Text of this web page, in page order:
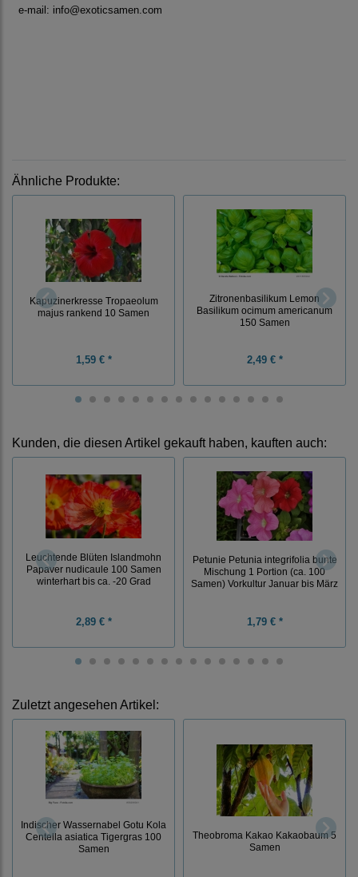
e-mail: info@exoticsamen.com
Ähnliche Produkte:
Kapuzinerkresse Tropaeolum
majus rankend 10 Samen
1,59 € *
Zitronenbasilikum Lemon
Basilikum ocimum americanum
150 Samen
2,49 € *
Kunden, die diesen Artikel gekauft haben, kauften auch:
Leuchtende Blüten Islandmohn
Papaver nudicaule 100 Samen
winterhart bis ca. -20 Grad
2,89 € *
Petunie Petunia integrifolia bunte
Mischung 1 Portion (ca. 100
Samen) Vorkultur Januar bis März
1,79 € *
Zuletzt angesehen Artikel:
Indischer Wassernabel Gotu Kola
Centella asiatica Tigergras 100
Samen
Theobroma Kakao Kakaobaum 5
Samen